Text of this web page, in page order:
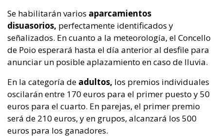
Se habilitarán varios aparcamientos
disuasorios, perfectamente identificados y
señalizados. En cuanto a la meteorología, el Concello
de Poio esperará hasta el día anterior al desfile para
anunciar un posible aplazamiento en caso de lluvia.
En la categoría de adultos, los premios individuales
oscilarán entre 170 euros para el primer puesto y 50
euros para el cuarto. En parejas, el primer premio
será de 210 euros, y en grupos, alcanzará los 500
euros para los ganadores.